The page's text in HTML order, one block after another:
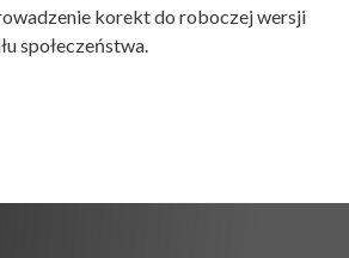
korekt do roboczej wersji
społeczeństwa.